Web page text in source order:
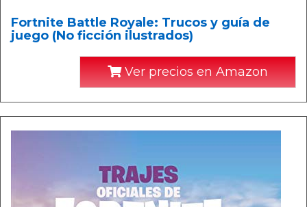
Fortnite Battle Royale: Trucos y guía de
juego (No ficción ilustrados)
Ver precios en Amazon